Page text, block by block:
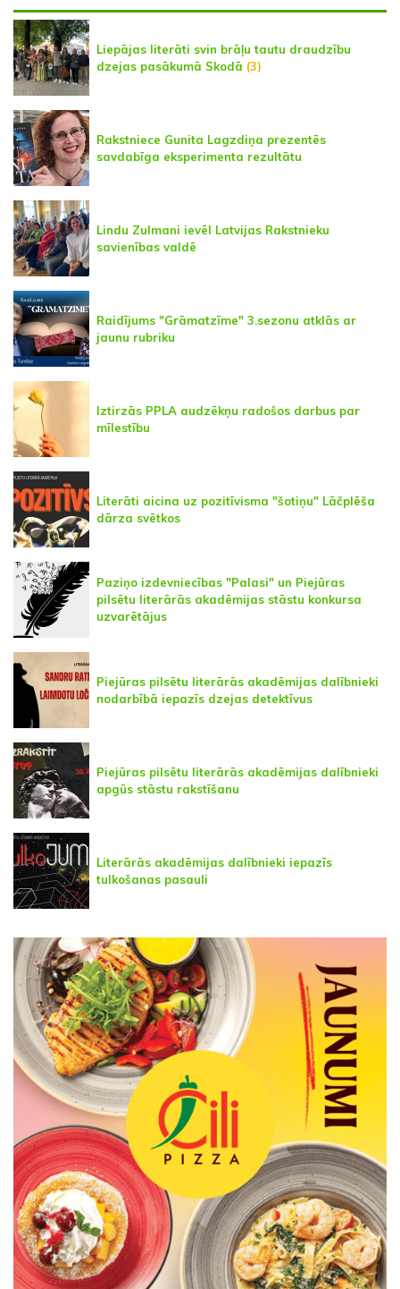
Liepājas literāti svin brāļu tautu draudzību
dzejas pasākumā Skodā (3)
Rakstniece Gunita Lagzdiņa prezentēs
savdabīga eksperimenta rezultātu
Lindu Zulmani ievēl Latvijas Rakstnieku
savienības valdē
Raidījums "Grāmatzīme" 3.sezonu atklās ar
jaunu rubriku
Iztirzās PPLA audzēkņu radošos darbus par
mīlestību
Literāti aicina uz pozitīvisma "šotiņu" Lāčplēša
dārza svētkos
Paziņo izdevniecības "Palasi" un Piejūras
pilsētu literārās akadēmijas stāstu konkursa
uzvarētājus
Piejūras pilsētu literārās akadēmijas dalībnieki
nodarbībā iepazīs dzejas detektīvus
Piejūras pilsētu literārās akadēmijas dalībnieki
apgūs stāstu rakstīšanu
Literārās akadēmijas dalībnieki iepazīs
tulkošanas pasauli